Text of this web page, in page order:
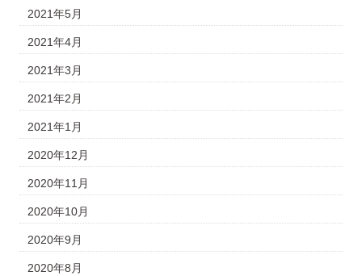
2021年5月
2021年4月
2021年3月
2021年2月
2021年1月
2020年12月
2020年11月
2020年10月
2020年9月
2020年8月